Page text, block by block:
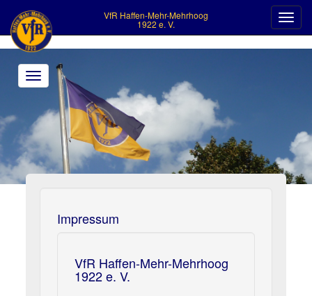
VfR Haffen-Mehr-Mehrhoog
1922 e. V.
Toggle
navigation
Impressum
VfR Haffen-Mehr-Mehrhoog
1922 e. V.